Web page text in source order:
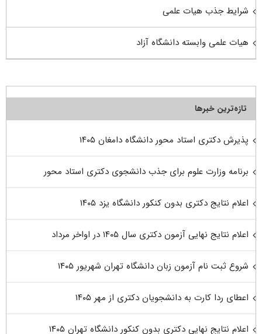
شرایط جذب هیات علمی
هیات علمی وابسته دانشگاه آزاد
تازه‌ترین خبرها
پذیرش دکتری استاد محور دانشگاه دامغان ۱۴۰۵
برنامه وزارت علوم برای جذب دانشجوی دکتری استاد محور
اعلام نتایج دکتری بدون کنکور دانشگاه یزد ۱۴۰۵
اعلام نتایج نهایی آزمون دکتری سال ۱۴۰۵ در اواخر مرداد
شروع ثبت نام آزمون زبان دانشگاه تهران شهریور ۱۴۰۵
اعطای ردا کارت به دانشجویان دکتری از مهر ۱۴۰۵
اعلام نتایج نهایی دکتری بدون کنکور دانشگاه تهران ۱۴۰۵